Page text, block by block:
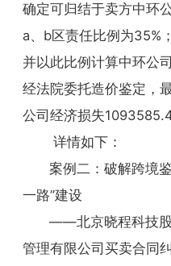
确定可归结于卖方中环
a、b区责任比例为35%
并以此比例计算中环公
经法院委托造价鉴定，
公司经济损失
详情如下：
案例二：破解跨境
一路”建设
——北京晓程科技股
管理有限公司买卖合同